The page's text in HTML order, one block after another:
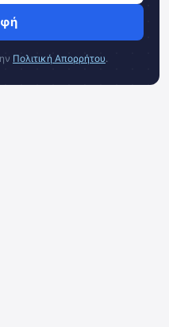
Πολιτική Απορρήτου.